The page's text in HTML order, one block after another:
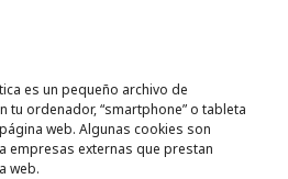
es un pequeño archivo de
tu ordenador, “smartphone” o tableta
web. Algunas cookies son
empresas externas que prestan
web.